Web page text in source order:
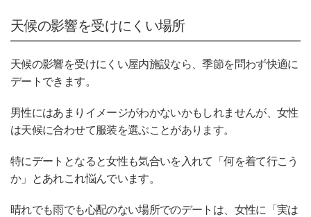
天候の影響を受けにくい場所
天候の影響を受けにくい屋内施設なら、季節を問わず快適に
デートできます。
男性にはあまりイメージがわかないかもしれませんが、女性
は天候に合わせて服装を選ぶことがあります。
特にデートとなると女性も気合いを入れて「何を着て行こう
か」とあれこれ悩んでいます。
晴れでも雨でも心配のない場所でのデートは、女性に「実は